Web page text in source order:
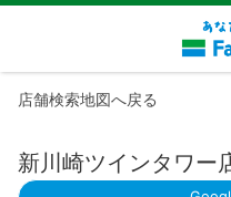
店舗検索地図へ戻る
新川崎ツインタワー